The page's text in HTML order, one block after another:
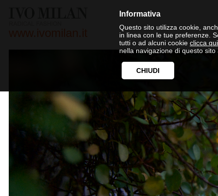
Informativa
Questo sito utilizza cookie,
in linea con le tue preferenze.
tutti o ad alcuni cookie clicca qui
nella navigazione di questo sito
CHIUDI